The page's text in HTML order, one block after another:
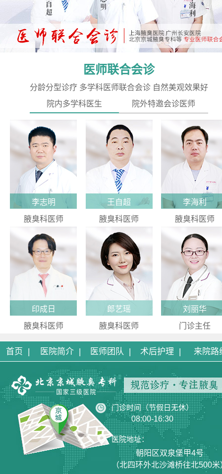
医师联合会诊
分龄分型诊疗 多学科医师联合会诊 自然美观效果好
院内多学科医生
院外特邀会诊医师
李志明
腋臭科医师
王自超
腋臭科医师
李海利
腋臭科医师
印成日
腋臭科医师
郎艺瑶
腋臭科医师
刘丽华
门诊主任
首页 | 医院简介 | 医师团队 | 术后护理 | 来院路
门诊时间（节假日无休）
08:00-16:30
医院地址：
朝阳区双泉堡甲4号
（北四环外北沙滩桥往北500米